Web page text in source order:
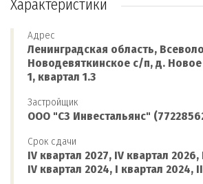
Характеристики
Адрес
Ленинградская область,
Новодевяткинское с/п, д.
1, квартал 1.3
Застройщик
ООО "СЗ Инвестальянс"
Срок сдачи
IV квартал 2027, IV квартал
IV квартал 2024, I квартал 2024,